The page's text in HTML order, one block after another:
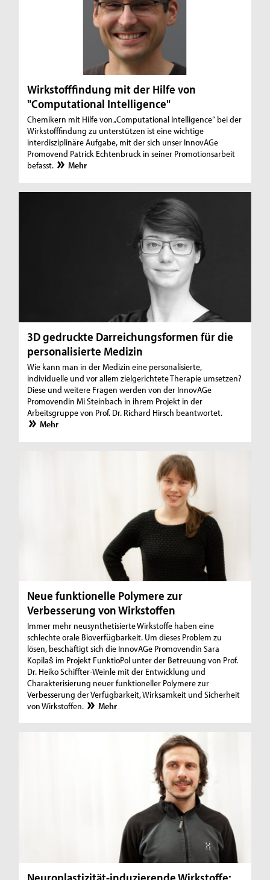
Wirkstofffindung mit der Hilfe von
"Computational Intelligence"
Chemikern mit Hilfe von „Computational Intelligence“ bei der
Wirkstofffindung zu unterstützen ist eine wichtige
interdisziplinäre Aufgabe, mit der sich unser InnovAGe
Promovend Patrick Echtenbruck in seiner Promotionsarbeit
befasst.
Mehr
3D gedruckte Darreichungsformen für die
personalisierte Medizin
Wie kann man in der Medizin eine personalisierte,
individuelle und vor allem zielgerichtete Therapie umsetzen?
Diese und weitere Fragen werden von der InnovAGe
Promovendin Mi Steinbach in ihrem Projekt in der
Arbeitsgruppe von Prof. Dr. Richard Hirsch beantwortet.
Mehr
Neue funktionelle Polymere zur
Verbesserung von Wirkstoffen
Immer mehr neusynthetisierte Wirkstoffe haben eine
schlechte orale Bioverfügbarkeit. Um dieses Problem zu
lösen, beschäftigt sich die InnovAGe Promovendin Sara
Kopilaš im Projekt FunktioPol unter der Betreuung von Prof.
Dr. Heiko Schiffter-Weinle mit der Entwicklung und
Charakterisierung neuer funktioneller Polymere zur
Verbesserung der Verfügbarkeit, Wirksamkeit und Sicherheit
von Wirkstoffen.
Mehr